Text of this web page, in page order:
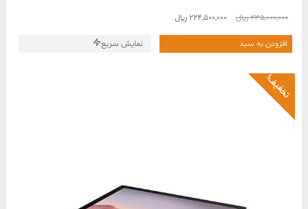
235,000,000﷼
قیمت
بود.
224,500,000 ﷼قیمت
224,500,000 ﷼
است.
افزودن به سبد نمایش سریع
تخفیف!